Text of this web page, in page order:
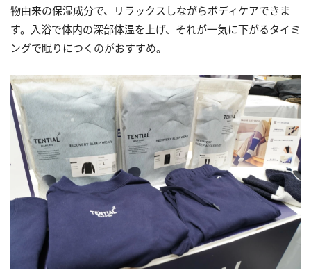
物由来の保湿成分で、リラックスしながらボディケアできま
す。入浴で体内の深部体温を上げ、それが一気に下がるタイミ
ングで眠りにつくのがおすすめ。